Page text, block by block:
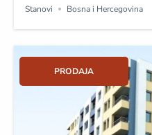
Stanovi Bosna i Hercegovina
PRODAJA